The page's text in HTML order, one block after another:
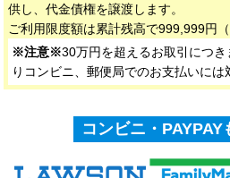
供し、代金債権を譲渡します。
ご利用限度額は累計残高で999,999円（
※注意※30万円を超えるお取引につ
りコンビニ、郵便局でのお支払いには
コンビニ・